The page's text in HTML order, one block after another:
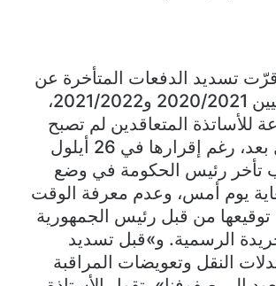
تسديد الدفعات المتأخرة عن
العامين الدراسيين 2020/2021 و2021/2022،
للأساتذة المتعاقدين لم تصبح
سارية المفعول بعد، رغم إقرارها في 26 أيلول
تأخر رئيس الحكومة في وضع
يوم أمس، وعدم معرفة الوقت
توقيعها من قبل رئيس الجمهورية
الرسمية. و»قبل تسديد
النقل وتعويضات المراقبة